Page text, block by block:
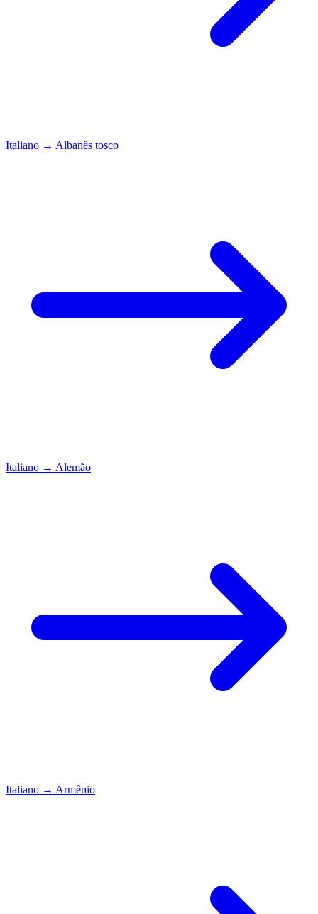
Italiano → Albanês tosco
Italiano → Alemão
Italiano → Armênio